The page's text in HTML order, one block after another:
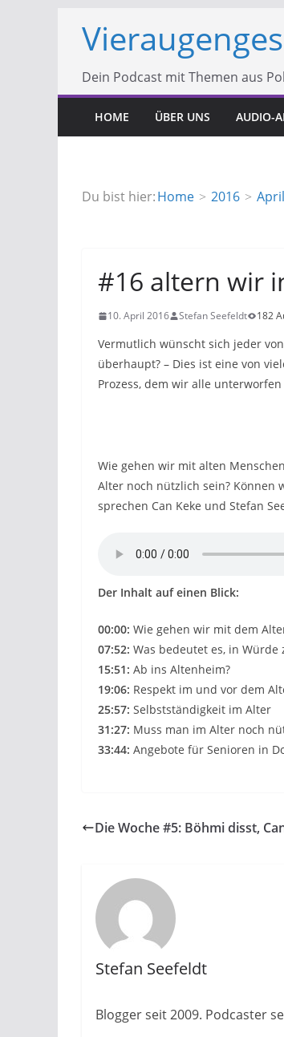
Inhalt
Dein Podcast mit Themen aus
HOME ÜBER UNS AUDIO-
Du bist hier:Home 2016 April
#16 altern wir
10. April 2016 Stefan Seefeldt 182
Vermutlich wünscht sich jeder
überhaupt? – Dies ist eine von
Prozess, dem wir alle
Wie gehen wir mit alten
Alter noch nützlich sein? Können
sprechen Can Keke und Stefan
Der Inhalt auf einen Blick:
00:00: Wie gehen wir mit dem
07:52: Was bedeutet es, in Würde
15:51: Ab ins Altenheim?
19:06: Respekt im und vor dem
25:57: Selbstständigkeit im Alter
31:27: Muss man im Alter noch
33:44: Angebote für Senioren in
Die Woche #5: Böhmi disst,
Stefan Seefeldt
Blogger seit 2009. Podcaster